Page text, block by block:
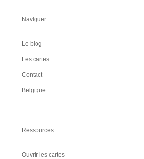
Naviguer
Le blog
Les cartes
Contact
Belgique
Ressources
Ouvrir les cartes